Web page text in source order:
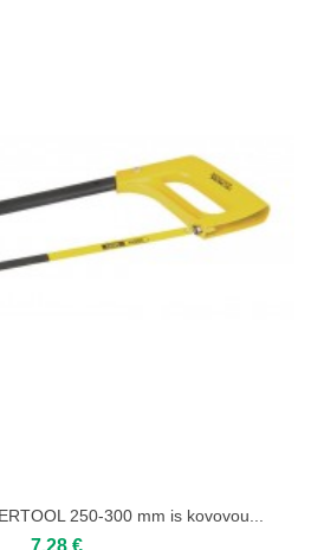
250-300 mm іs kovovou...
7,28 €